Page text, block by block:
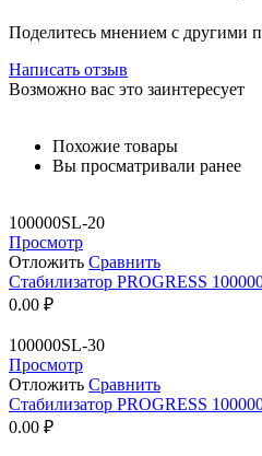
Поделитесь мнением с другими
Написать отзыв
Возможно вас это заинтересует
Похожие товары
Вы просматривали ранее
100000SL-20
Просмотр
Отложить Сравнить
Стабилизатор PROGRESS
0.00 ₽
100000SL-30
Просмотр
Отложить Сравнить
Стабилизатор PROGRESS
0.00 ₽